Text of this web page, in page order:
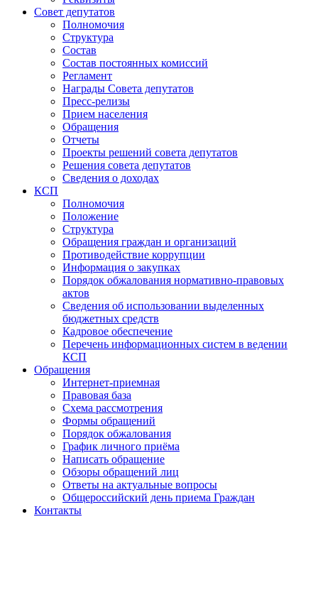
Совет депутатов
Полномочия
Структура
Состав
Состав постоянных комиссий
Регламент
Награды Совета депутатов
Пресс-релизы
Прием населения
Обращения
Отчеты
Проекты решений совета депутатов
Решения совета депутатов
Сведения о доходах
КСП
Полномочия
Положение
Структура
Обращения граждан и организаций
Противодействие коррупции
Информация о закупках
Порядок обжалования нормативно-правовых
актов
Сведения об использовании выделенных
бюджетных средств
Кадровое обеспечение
Перечень информационных систем в ведении
КСП
Обращения
Интернет-приемная
Правовая база
Схема рассмотрения
Формы обращений
Порядок обжалования
График личного приёма
Написать обращение
Обзоры обращений лиц
Ответы на актуальные вопросы
Общероссийский день приема Граждан
Контакты